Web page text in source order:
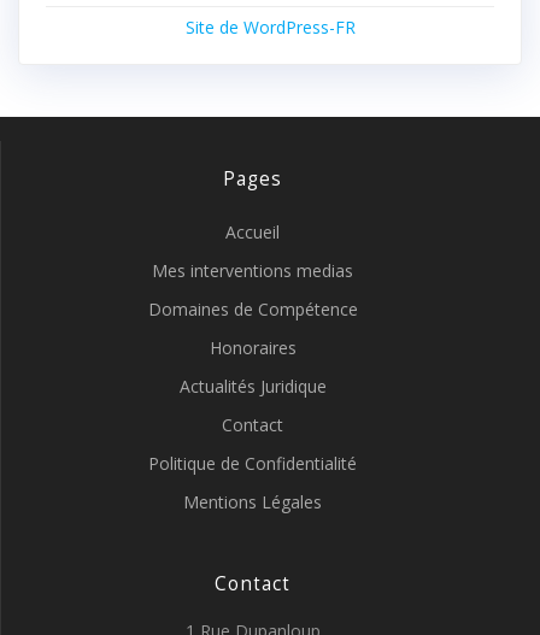
Site de WordPress-FR
Pages
Accueil
Mes interventions medias
Domaines de Compétence
Honoraires
Actualités Juridique
Contact
Politique de Confidentialité
Mentions Légales
Contact